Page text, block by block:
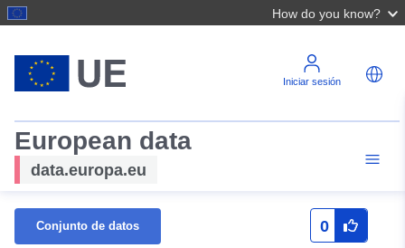
How do you know?
Iniciar sesión
European data
data.europa.eu
Conjunto de datos 0